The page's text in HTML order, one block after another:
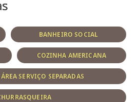
BANHEIRO SOCIAL
COZINHA AMERICANA
SERVIÇO SEPARADAS